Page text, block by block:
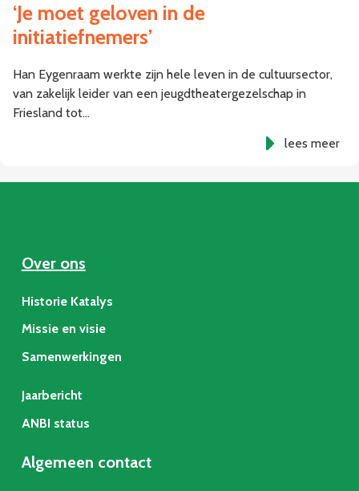
‘Je moet geloven in de
initiatiefnemers’
Han Eygenraam werkte zijn hele leven in de cultuursector,
van zakelijk leider van een jeugdtheatergezelschap in
Friesland tot…
lees meer
Over ons
Historie Katalys
Missie en visie
Samenwerkingen
Jaarbericht
ANBI status
Algemeen contact